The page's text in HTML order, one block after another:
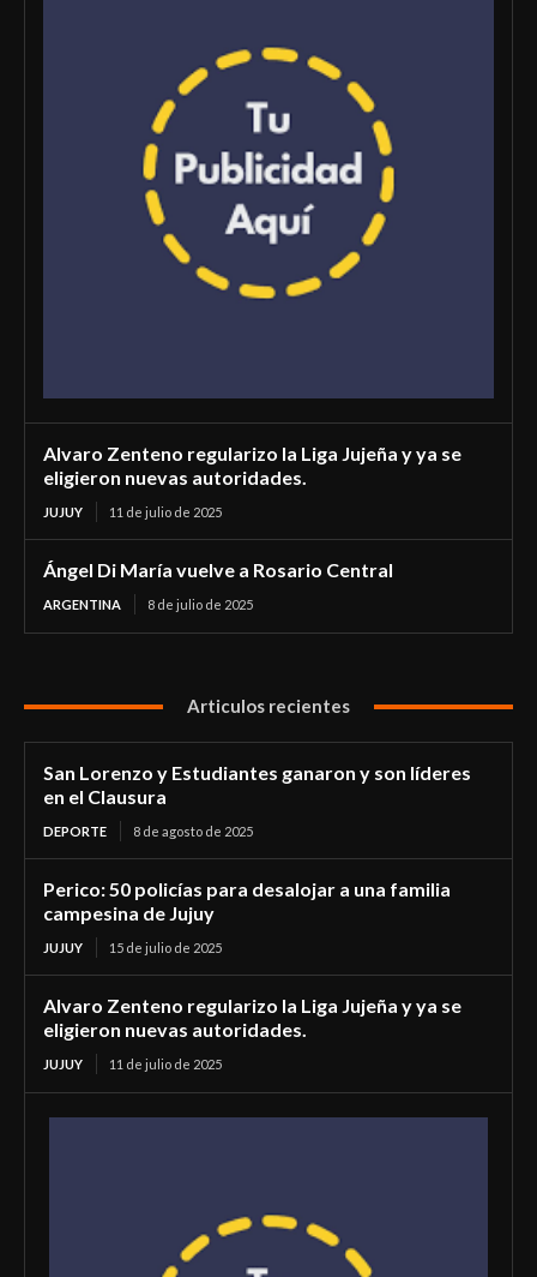
Alvaro Zenteno regularizo la Liga Jujeña y ya se
eligieron nuevas autoridades.
JUJUY 11 de julio de 2025
Ángel Di María vuelve a Rosario Central
ARGENTINA 8 de julio de 2025
Articulos recientes
San Lorenzo y Estudiantes ganaron y son líderes
en el Clausura
DEPORTE 8 de agosto de 2025
Perico: 50 policías para desalojar a una familia
campesina de Jujuy
JUJUY 15 de julio de 2025
Alvaro Zenteno regularizo la Liga Jujeña y ya se
eligieron nuevas autoridades.
JUJUY 11 de julio de 2025